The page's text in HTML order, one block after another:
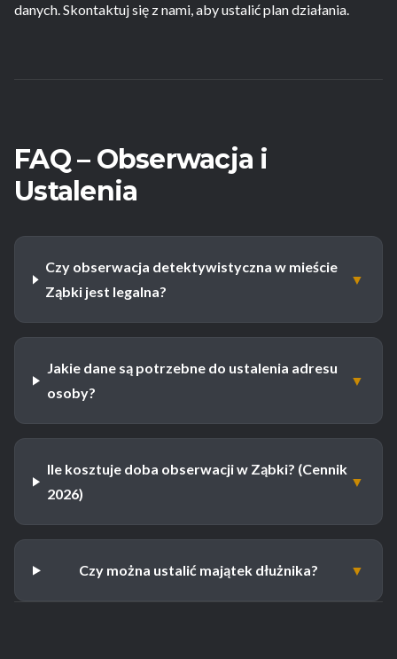
danych. Skontaktuj się z nami, aby ustalić plan działania.
FAQ – Obserwacja i
Ustalenia
Czy obserwacja detektywistyczna w mieście
Ząbki jest legalna?
▼
Jakie dane są potrzebne do ustalenia adresu
osoby?
▼
Ile kosztuje doba obserwacji w Ząbki? (Cennik
2026)
▼
Czy można ustalić majątek dłużnika? ▼